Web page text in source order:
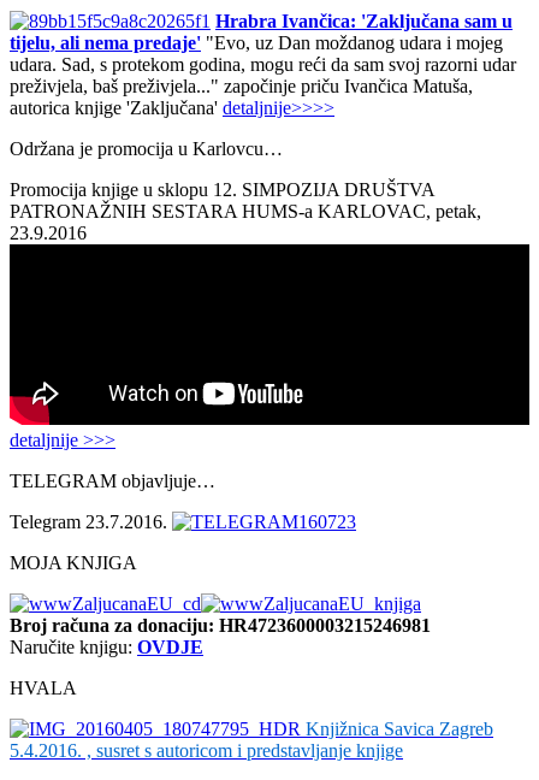
Hrabra Ivančica: 'Zaključana sam u
tijelu, ali nema predaje' "Evo, uz Dan moždanog udara i mojeg
udara. Sad, s protekom godina, mogu reći da sam svoj razorni udar
preživjela, baš preživjela..." započinje priču Ivančica Matuša,
autorica knjige 'Zaključana' detaljnije>>>>
Održana je promocija u Karlovcu…
Promocija knjige u sklopu 12. SIMPOZIJA DRUŠTVA
PATRONAŽNIH SESTARA HUMS-a KARLOVAC, petak,
23.9.2016
detaljnije >>>
TELEGRAM objavljuje…
Telegram 23.7.2016.
MOJA KNJIGA
Broj računa za donaciju: HR4723600003215246981
Naručite knjigu: OVDJE
HVALA
Knjižnica Savica Zagreb
5.4.2016. , susret s autoricom i predstavljanje knjige